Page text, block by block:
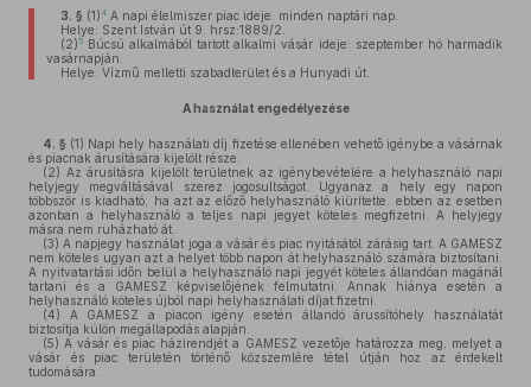
3. § (1)4A napi élelmiszer piac ideje. minden naptári nap.
Helye: Szent István út 9. hrsz:1889/2.
(2)5Búcsú alkalmából tartott alkalmi vásár ideje: szeptember hó harmadik
vasárnapján.
Helye: Vízmű melletti szabadterület és a Hunyadi út.
A használat engedélyezése
4. § (1) Napi hely használati díj fizetése ellenében vehető igénybe a vásárnak
és piacnak árusítására kijelölt része.
(2) Az árusításra kijelölt területnek az igénybevételére a helyhasználó napi
helyjegy megváltásával szerez jogosultságot. Ugyanaz a hely egy napon
többször is kiadható, ha azt az előző helyhasználó kiürítette. ebben az esetben
azonban a helyhasználó a teljes napi jegyet köteles megfizetni. A helyjegy
másra nem ruházható át.
(3) A napjegy használat joga a vásár és piac nyitásától zárásig tart. A GAMESZ
nem köteles ugyan azt a helyet több napon át helyhasználó számára biztosítani.
A nyitvatartási időn belül a helyhasználó napi jegyét köteles állandóan magánál
tartani és a GAMESZ képviselőjének felmutatni. Annak hiánya esetén a
helyhasználó köteles újból napi helyhasználati díjat fizetni.
(4) A GAMESZ a piacon igény esetén állandó árussítóhely használatát
biztosítja külön megállapodás alapján.
(5) A vásár és piac házirendjét a GAMESZ vezetője határozza meg, melyet a
vásár és piac területén történő közszemlére tétel útján hoz az érdekelt
tudomására.